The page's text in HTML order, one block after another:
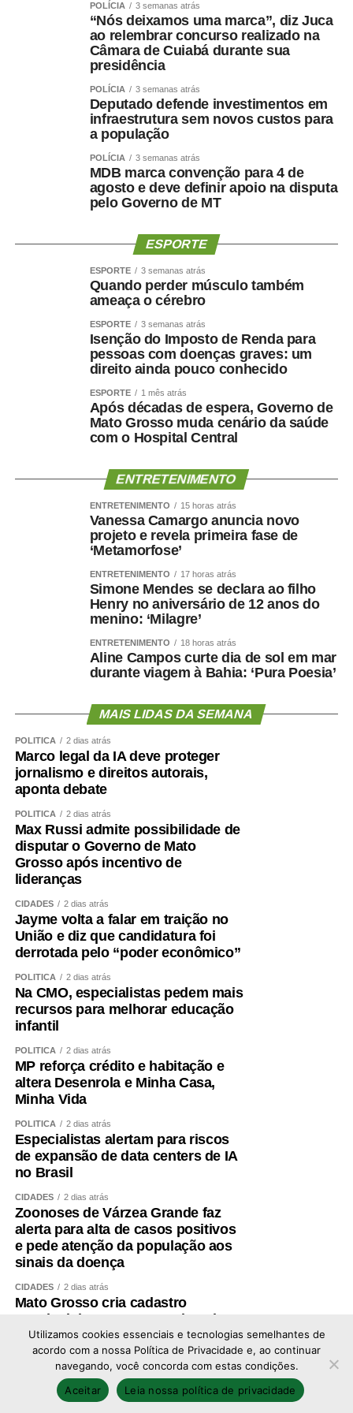
Pública mostram queda nas mortes intencionais no
Brasil, mas também indicam que a violência de gênero
continua crescendo “em patamares assustadores”.
Para ela, a Lei Maria da Penha ajudou na compreensão
de que a violência doméstica e familiar não é uma
questão privada, mas sim de interesse público e de
direitos humanos, o que a torna uma questão
fundamental para a democracia no país.
— A Lei Maria da Penha institucionaliza um sistema
integrado de proteção, que envolve não só um arcabouço
institucionais de ação, que envolve também a assistência
grandes avanços nesses 20 anos de institucionalização,
de implementação de políticas públicas, mas temos
também que compreender que são necessários muitos
avanços, ainda — disse.
Desafios
A diretora-geral do Senado, Ilana Trombka, afirmou que o
sistema de proteção à mulher no país é fruto da Lei Maria
— Esse sistema começa com a Lei Maria da Penha.
Infelizmente, ele não termina com a Lei Maria da Penha,
porque as violências se modificam, se modernizam. E por
isso essa lei é o pontapé inicial de um sistema que segue
se robustecendo. É um sistema que nós podemos nos
orgulhar. Não de precisar dele, mas de ter um Estado que
tem o melhor sistema de proteção à mulher do mundo —
Ilana acrescentou que a lei ainda não é o suficiente para
proteger todas as mulheres, porque a sociedade não
o patriarcado e a misoginia são reflexos de uma
sociedade que não trata a mulher como um igual”.
— No momento em que todos e todas se enxergarem
como iguais, se enxergarem como pessoas que têm o
mesmo direito ao respeito e à integridade, aí, quem sabe,
quando a gente for comemorar os 40 anos da Lei Maria
da Penha, a gente possa falar de um texto legal que foi
muito necessário, mas que terá caído em desuso. Que
seja esse o nosso desejo para o futuro — disse Ilana.
As consultoras legislativas Luísa Sabioni, Aiana Dias dos
Santos e Fernanda Rocha de Moraes também abordaram
temas como direitos trabalhistas, violência doméstica na
era digital e medidas protetivas de urgência.
Durante o encontro, também foram debatidos temas como
proteção legal, promoção da autonomia, perspectiva
violência contra a mulher, orçamento da proteção e
acesso à Justiça.Veja aqui a íntegra do evento
A iniciativa integra as ações programadas para o
Lilás,campanha de âmbito nacional que tem o objetivo
e do enfrentamento à violência doméstica e familiar
contra a mulher, com foco naLei Maria da Penha
batizada em homenagem à farmacêutica cearense que
buscou por justiça após sofrer duas tentativas de
O evento é uma parceria entre a Consultoria Legislativa e
o Núcleo de Diversidade do Senado.
A programação do Agosto Lilás no Senado inclui diversas
ações durante todo o mês:
POLÍCIA 3 semanas atrás
“Nós deixamos uma marca”, diz Juca
ao relembrar concurso realizado na
Câmara de Cuiabá durante sua
presidência
POLÍCIA 3 semanas atrás
Deputado defende investimentos em
infraestrutura sem novos custos para
a população
POLÍCIA 3 semanas atrás
MDB marca convenção para 4 de
agosto e deve definir apoio na disputa
pelo Governo de MT
ESPORTE
ESPORTE 3 semanas atrás
Quando perder músculo também
ameaça o cérebro
ESPORTE 3 semanas atrás
Isenção do Imposto de Renda para
pessoas com doenças graves: um
direito ainda pouco conhecido
ESPORTE 1 mês atrás
Após décadas de espera, Governo de
Mato Grosso muda cenário da saúde
com o Hospital Central
ENTRETENIMENTO
ENTRETENIMENTO 15 horas atrás
Vanessa Camargo anuncia novo
projeto e revela primeira fase de
‘Metamorfose’
ENTRETENIMENTO 17 horas atrás
Simone Mendes se declara ao filho
Henry no aniversário de 12 anos do
menino: ‘Milagre’
ENTRETENIMENTO 18 horas atrás
Aline Campos curte dia de sol em mar
durante viagem à Bahia: ‘Pura Poesia’
MAIS LIDAS DA SEMANA
POLÍTICA 2 dias atrás
Marco legal da IA deve proteger
jornalismo e direitos autorais,
aponta debate
POLÍTICA 2 dias atrás
Max Russi admite possibilidade de
disputar o Governo de Mato
Grosso após incentivo de
lideranças
CIDADES 2 dias atrás
Jayme volta a falar em traição no
União e diz que candidatura foi
derrotada pelo “poder econômico”
POLÍTICA 2 dias atrás
Na CMO, especialistas pedem mais
recursos para melhorar educação
infantil
POLÍTICA 2 dias atrás
MP reforça crédito e habitação e
altera Desenrola e Minha Casa,
Minha Vida
POLÍTICA 2 dias atrás
Especialistas alertam para riscos
de expansão de data centers de IA
no Brasil
CIDADES 2 dias atrás
Zoonoses de Várzea Grande faz
alerta para alta de casos positivos
e pede atenção da população aos
sinais da doença
CIDADES 2 dias atrás
Mato Grosso cria cadastro
estadual de pessoas condenadas
por crime de estupro
Copyright © 2026 - Todos os direitos reservados ao
portal Afolhanews
Utilizamos cookies essenciais e tecnologias semelhantes de
acordo com a nossa Política de Privacidade e, ao continuar
navegando, você concorda com estas condições.
Aceitar
Leia nossa política de privacidade